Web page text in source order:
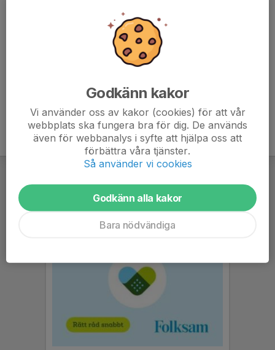
Godkänn kakor
Vi använder oss av kakor (cookies) för att vår
webbplats ska fungera bra för dig. De används
även för webbanalys i syfte att hjälpa oss att
förbättra våra tjänster.
Så använder vi cookies
Godkänn alla kakor
Bara nödvändiga